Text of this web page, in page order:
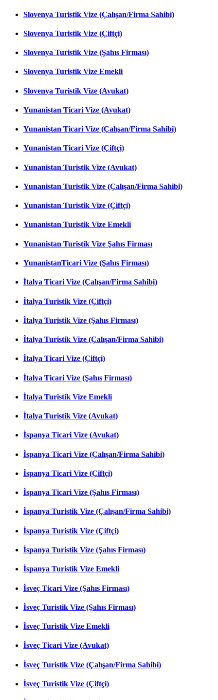
Slovenya Turistik Vize (Çalışan/Firma Sahibi)
Slovenya Turistik Vize (Çiftçi)
Slovenya Turistik Vize (Şahıs Firması)
Slovenya Turistik Vize Emekli
Slovenya Turistik Vize (Avukat)
Yunanistan Ticari Vize (Avukat)
Yunanistan Ticari Vize (Çalışan/Firma Sahibi)
Yunanistan Ticari Vize (Çiftçi)
Yunanistan Turistik Vize (Avukat)
Yunanistan Turistik Vize (Çalışan/Firma Sahibi)
Yunanistan Turistik Vize (Çiftçi)
Yunanistan Turistik Vize Emekli
Yunanistan Turistik Vize Şahıs Firması
YunanistanTicari Vize (Şahıs Firması)
İtalya Ticari Vize (Çalışan/Firma Sahibi)
İtalya Turistik Vize (Çiftçi)
İtalya Turistik Vize (Şahıs Firması)
İtalya Turistik Vize (Çalışan/Firma Sahibi)
İtalya Ticari Vize (Çiftçi)
İtalya Ticari Vize (Şahıs Firması)
İtalya Turistik Vize Emekli
İtalya Turistik Vize (Avukat)
İspanya Ticari Vize (Avukat)
İspanya Ticari Vize (Çalışan/Firma Sahibi)
İspanya Ticari Vize (Çiftçi)
İspanya Ticari Vize (Şahıs Firması)
İspanya Turistik Vize (Çalışan/Firma Sahibi)
İspanya Turistik Vize (Çiftçi)
İspanya Turistik Vize (Şahıs Firması)
İspanya Turistik Vize Emekli
İsveç Ticari Vize (Şahıs Firması)
İsveç Turistik Vize (Şahıs Firması)
İsveç Turistik Vize Emekli
İsveç Ticari Vize (Avukat)
İsveç Turistik Vize (Çalışan/Firma Sahibi)
İsveç Turistik Vize (Çiftçi)